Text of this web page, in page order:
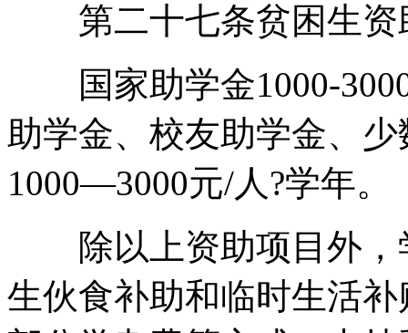
第二十七条贫困生资
国家助学金1000-
助学金、校友助学金、
1000—3000元/人?学年。
除以上资助项目外，
生伙食补助和临时生活